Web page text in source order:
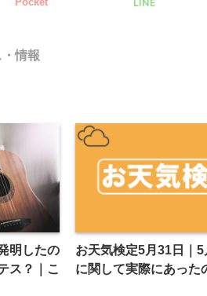
LINE
情報
明したの
ス？｜こ
お天気検定5月31日｜
に関して実際にあった